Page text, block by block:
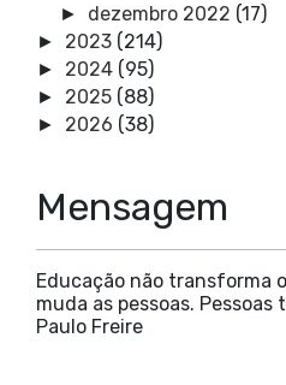
► dezembro 2022 (17)
► 2023 (214)
► 2024 (95)
► 2025 (88)
► 2026 (38)
Mensagem
Educação não transforma
muda as pessoas.
Paulo Freire